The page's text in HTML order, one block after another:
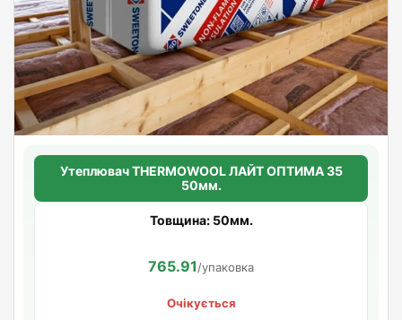
Утеплювач THERMOWOOL ЛАЙТ ОПТИМА 35
50мм.
Товщина: 50мм.
765.91/упаковка
Очікується